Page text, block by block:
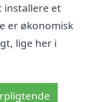
installere et
er økonomisk
lige her i